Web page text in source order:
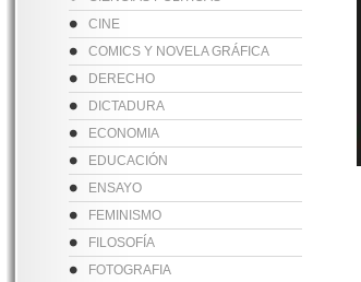
CINE
COMICS Y NOVELA GRÁFICA
DERECHO
DICTADURA
ECONOMIA
EDUCACIÓN
ENSAYO
FEMINISMO
FILOSOFÍA
FOTOGRAFIA